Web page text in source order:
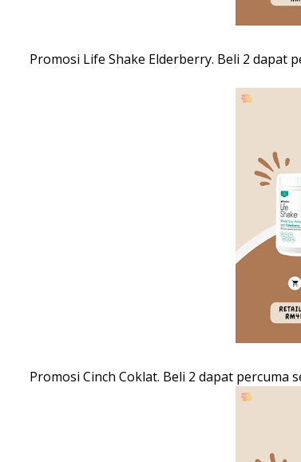
Promosi Life Shake Elderberry. Beli 2 dapat
Promosi Cinch Coklat. Beli 2 dapat percuma